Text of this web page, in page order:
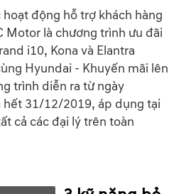
động hỗ trợ khách hàng
Motor là chương trình ưu đãi
i10, Kona và Elantra
Hyundai - Khuyến mãi lên
trình diễn ra từ ngày
31/12/2019, áp dụng tại
cả các đại lý trên toàn